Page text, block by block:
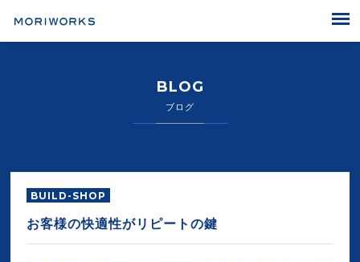
MORIWORKS
BLOG
ブログ
BUILD-SHOP
お客様の快適性がリピートの鍵